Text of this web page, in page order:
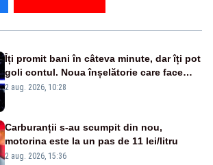
Îți promit bani în câteva minute, dar îți pot
goli contul. Noua înșelătorie care face
victime pe Facebook și WhatsApp
2 aug. 2026, 10:28
Carburanții s-au scumpit din nou,
motorina este la un pas de 11 lei/litru
2 aug. 2026, 15:36